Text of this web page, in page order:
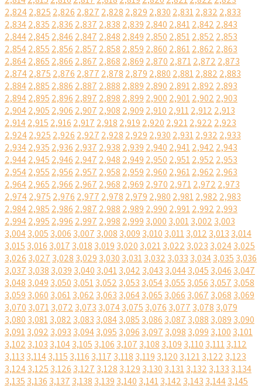
2,8242,825 2,826 2,827 2,828 2,829 2,830 2,8312,832 2,833
2,8342,835 2,836 2,837 2,838 2,839 2,840 2,8412,842 2,843
2,8442,845 2,846 2,847 2,848 2,849 2,850 2,8512,852 2,853
2,8542,855 2,856 2,857 2,858 2,859 2,860 2,8612,862 2,863
2,8642,865 2,866 2,867 2,868 2,869 2,870 2,8712,872 2,873
2,8742,875 2,876 2,877 2,878 2,879 2,880 2,8812,882 2,883
2,8842,885 2,886 2,887 2,888 2,889 2,890 2,8912,892 2,893
2,8942,895 2,896 2,897 2,898 2,899 2,900 2,9012,902 2,903
2,9042,905 2,906 2,907 2,908 2,909 2,910 2,9112,912 2,913
2,9142,915 2,916 2,917 2,918 2,919 2,920 2,9212,922 2,923
2,9242,925 2,926 2,927 2,928 2,929 2,930 2,9312,932 2,933
2,9342,935 2,936 2,937 2,938 2,939 2,940 2,9412,942 2,943
2,9442,945 2,946 2,947 2,948 2,949 2,950 2,9512,952 2,953
2,9542,955 2,956 2,957 2,958 2,959 2,960 2,9612,962 2,963
2,9642,965 2,966 2,967 2,968 2,969 2,970 2,9712,972 2,973
2,9742,975 2,976 2,977 2,978 2,979 2,980 2,9812,982 2,983
2,9842,985 2,986 2,987 2,988 2,989 2,990 2,9912,992 2,993
2,9942,995 2,996 2,997 2,998 2,999 3,000 3,0013,002 3,003
3,0043,005 3,006 3,007 3,008 3,009 3,010 3,0113,012 3,013 3,014
3,015 3,016 3,017 3,018 3,019 3,020 3,0213,022 3,023 3,0243,025
3,026 3,027 3,028 3,029 3,030 3,0313,032 3,033 3,0343,035 3,036
3,037 3,038 3,039 3,040 3,0413,042 3,043 3,0443,045 3,046 3,047
3,048 3,049 3,050 3,0513,052 3,053 3,0543,055 3,056 3,057 3,058
3,059 3,060 3,0613,062 3,063 3,0643,065 3,066 3,067 3,068 3,069
3,070 3,0713,072 3,073 3,0743,075 3,076 3,077 3,078 3,079
3,080 3,0813,082 3,083 3,0843,085 3,086 3,087 3,088 3,089 3,090
3,0913,092 3,093 3,0943,095 3,096 3,097 3,098 3,099 3,100 3,101
3,102 3,103 3,1043,105 3,106 3,107 3,108 3,109 3,110 3,1113,112
3,113 3,1143,115 3,116 3,117 3,118 3,119 3,120 3,1213,122 3,123
3,1243,125 3,126 3,127 3,128 3,129 3,130 3,1313,132 3,133 3,134
3,135 3,136 3,137 3,138 3,139 3,140 3,1413,142 3,143 3,1443,145